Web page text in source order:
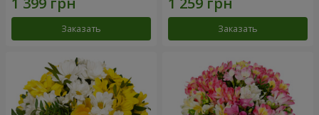
Заказать Заказать